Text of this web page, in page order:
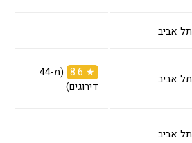
תל אביב
תל אביב ★ 8.6
(מ-44
דירוגים)
תל אביב